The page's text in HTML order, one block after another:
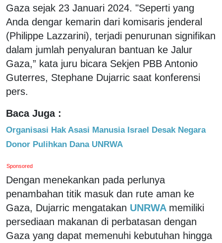
Gaza sejak 23 Januari 2024. "Seperti yang
Anda dengar kemarin dari komisaris jenderal
(Philippe Lazzarini), terjadi penurunan signifikan
dalam jumlah penyaluran bantuan ke Jalur
Gaza,” kata juru bicara Sekjen PBB Antonio
Guterres, Stephane Dujarric saat konferensi
pers.
Baca Juga :
Organisasi Hak Asasi Manusia Israel Desak Negara
Donor Pulihkan Dana UNRWA
Sponsored
Dengan menekankan pada perlunya
penambahan titik masuk dan rute aman ke
Gaza, Dujarric mengatakan UNRWA memiliki
persediaan makanan di perbatasan dengan
Gaza yang dapat memenuhi kebutuhan hingga